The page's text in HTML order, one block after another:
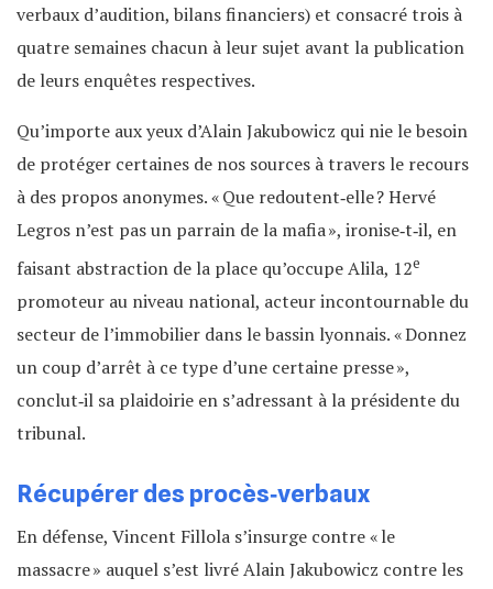
verbaux d’audition, bilans financiers) et consacré trois à
quatre semaines chacun à leur sujet avant la publication
de leurs enquêtes respectives.
Qu’importe aux yeux d’Alain Jakubowicz qui nie le besoin
de protéger certaines de nos sources à travers le recours
à des propos anonymes. « Que redoutent‐elle ? Hervé
Legros n’est pas un parrain de la mafia », ironise‐t‐il, en
faisant abstraction de la place qu’occupe Alila, 12e
promoteur au niveau national, acteur incontournable du
secteur de l’immobilier dans le bassin lyonnais. « Donnez
un coup d’arrêt à ce type d’une certaine presse »,
conclut‐il sa plaidoirie en s’adressant à la présidente du
tribunal.
Récupérer des procès‐verbaux
En défense, Vincent Fillola s’insurge contre « le
massacre » auquel s’est livré Alain Jakubowicz contre les